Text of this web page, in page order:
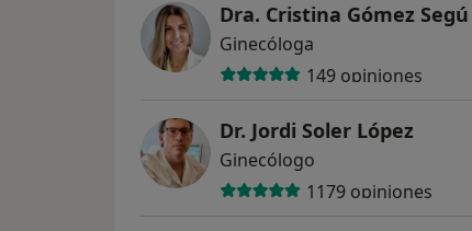
Dra. Cristina Gómez Segú
Ginecóloga
149 opiniones
Dr. Jordi Soler López
Ginecólogo
1179 opiniones